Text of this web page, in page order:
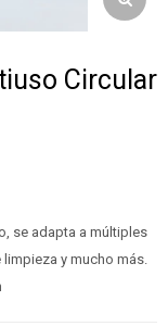
Circular
se adapta a múltiples
y mucho más.